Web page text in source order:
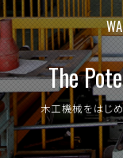
ThePote
木工機械をはじめ